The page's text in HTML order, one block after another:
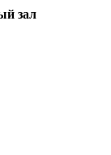
зал